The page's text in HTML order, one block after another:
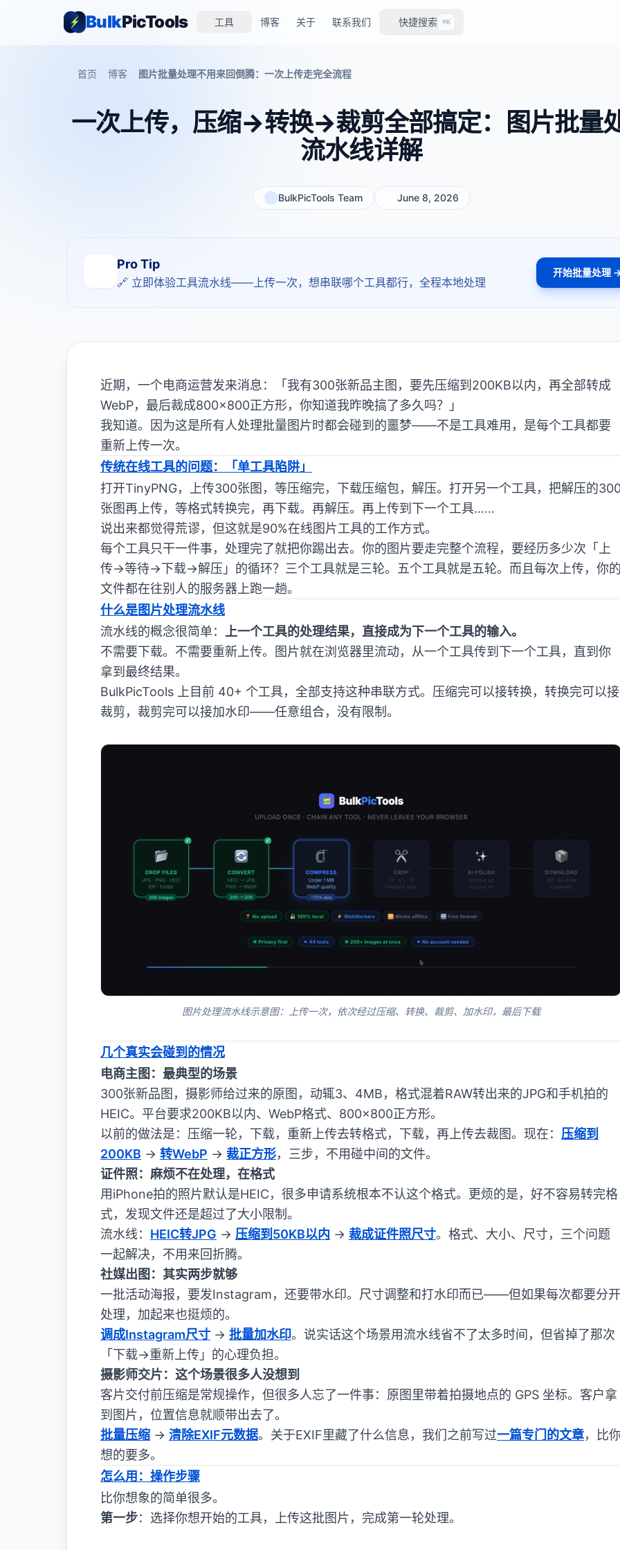
BulkPicTools 工具 博客 关于 联系我们 快捷搜索 ⌘K
首页 博客 图片批量处理不用来回倒腾：一次上传走完全流程
一次上传，压缩→转换→裁剪全部搞定：图片批量
流水线详解
BulkPicTools Team June 8, 2026
Pro Tip
🔗 立即体验工具流水线——上传一次，想串联哪个工具都行，全程本地处理
开始批量处理
近期，一个电商运营发来消息：「我有300张新品主图，要先压缩到200KB以内，再全部转成
WebP，最后裁成800×800正方形，你知道我昨晚搞了多久吗？」
我知道。因为这是所有人处理批量图片时都会碰到的噩梦——不是工具难用，是每个工具都要
重新上传一次。
传统在线工具的问题：「单工具陷阱」
打开TinyPNG，上传300张图，等压缩完，下载压缩包，解压。打开另一个工具，把解压的
张图再上传，等格式转换完，再下载。再解压。再上传到下一个工具……
说出来都觉得荒谬，但这就是90%在线图片工具的工作方式。
每个工具只干一件事，处理完了就把你踢出去。你的图片要走完整个流程，要经历多少次「上
传→等待→下载→解压」的循环？三个工具就是三轮。五个工具就是五轮。而且每次上传，你
文件都在往别人的服务器上跑一趟。
什么是图片处理流水线
流水线的概念很简单：
上一个工具的处理结果，直接成为下一个工具的输入。
不需要下载。不需要重新上传。图片就在浏览器里流动，从一个工具传到下一个工具，直到你
拿到最终结果。
BulkPicTools 上目前 40+ 个工具，全部支持这种串联方式。压缩完可以接转换，转换完可以接
裁剪，裁剪完可以接加水印——任意组合，没有限制。
图片处理流水线示意图：上传一次，依次经过压缩、转换、裁剪、加水印，最后下载
几个真实会碰到的情况
电商主图：最典型的场景
300张新品图，摄影师给过来的原图，动辄3、4MB，格式混着RAW转出来的JPG和手机拍的
HEIC。平台要求200KB以内、WebP格式、800×800正方形。
以前的做法是：压缩一轮，下载，重新上传去转格式，下载，再上传去裁图。现在： 压缩到
200KB → 转WebP → 裁正方形，三步，不用碰中间的文件。
证件照：麻烦不在处理，在格式
用iPhone拍的照片默认是HEIC，很多申请系统根本不认这个格式。更烦的是，好不容易转完格
式，发现文件还是超过了大小限制。
流水线： HEIC转JPG → 压缩到50KB以内 → 裁成证件照尺寸。格式、大小、尺寸，三个问题
一起解决，不用来回折腾。
社媒出图：其实两步就够
一批活动海报，要发Instagram，还要带水印。尺寸调整和打水印而已——但如果每次都要分开
处理，加起来也挺烦的。
调成Instagram尺寸 → 批量加水印。说实话这个场景用流水线省不了太多时间，但省掉了那次
「下载→重新上传」的心理负担。
摄影师交片：这个场景很多人没想到
客片交付前压缩是常规操作，但很多人忘了一件事：原图里带着拍摄地点的 GPS 坐标。客户拿
到图片，位置信息就顺带出去了。
批量压缩 → 清除EXIF元数据。关于EXIF里藏了什么信息，我们之前写过一篇专门的文章，比
想的要多。
怎么用：操作步骤
比你想象的简单很多。
第一步：选择你想开始的工具，上传这批图片，完成第一轮处理。